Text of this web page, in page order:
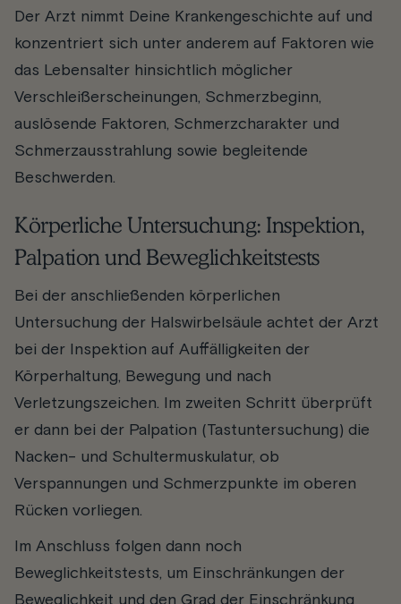
Der Arzt nimmt Deine Krankengeschichte auf und
konzentriert sich unter anderem auf Faktoren wie
das Lebensalter hinsichtlich möglicher
Verschleißerscheinungen, Schmerzbeginn,
auslösende Faktoren, Schmerzcharakter und
Schmerzausstrahlung sowie begleitende
Beschwerden.
Körperliche Untersuchung: Inspektion,
Palpation und Beweglichkeitstests
Bei der anschließenden körperlichen
Untersuchung der Halswirbelsäule achtet der Arzt
bei der Inspektion auf Auffälligkeiten der
Körperhaltung, Bewegung und nach
Verletzungszeichen. Im zweiten Schritt überprüft
er dann bei der Palpation (Tastuntersuchung) die
Nacken- und Schultermuskulatur, ob
Verspannungen und Schmerzpunkte im oberen
Rücken vorliegen.
Im Anschluss folgen dann noch
Beweglichkeitstests, um Einschränkungen der
Beweglichkeit und den Grad der Einschränkung